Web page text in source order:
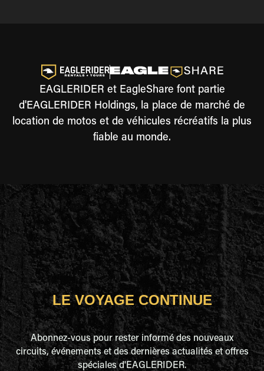
EAGLERIDER et EagleShare font partie
d'EAGLERIDER Holdings, la place de marché de
location de motos et de véhicules récréatifs la plus
fiable au monde.
LE VOYAGE CONTINUE
Abonnez-vous pour rester informé des nouveaux
circuits, événements et des dernières actualités et offres
spéciales d'EAGLERIDER.